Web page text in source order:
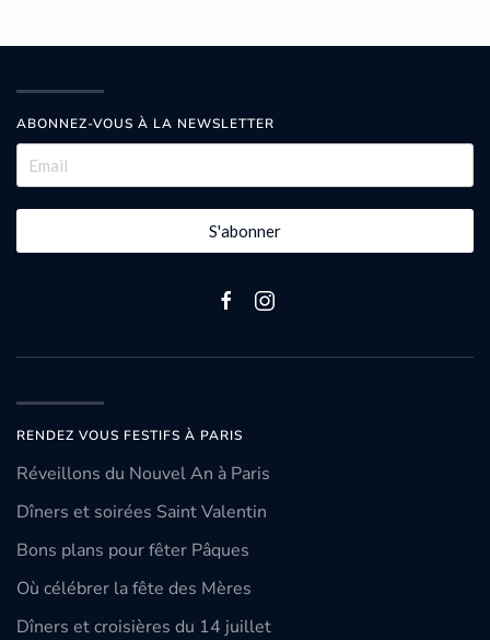
ABONNEZ-VOUS À LA NEWSLETTER
S'abonner
RENDEZ VOUS FESTIFS À PARIS
Réveillons du Nouvel An à Paris
Dîners et soirées Saint Valentin
Bons plans pour fêter Pâques
Où célébrer la fête des Mères
Dîners et croisières du 14 juillet